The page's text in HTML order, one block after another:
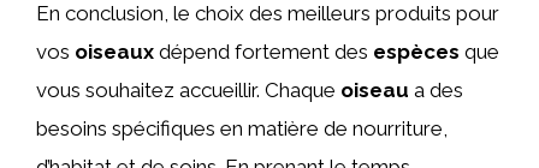
En conclusion, le choix des meilleurs produits pour
vos oiseaux dépend fortement des espèces que
vous souhaitez accueillir. Chaque oiseau a des
besoins spécifiques en matière de nourriture,